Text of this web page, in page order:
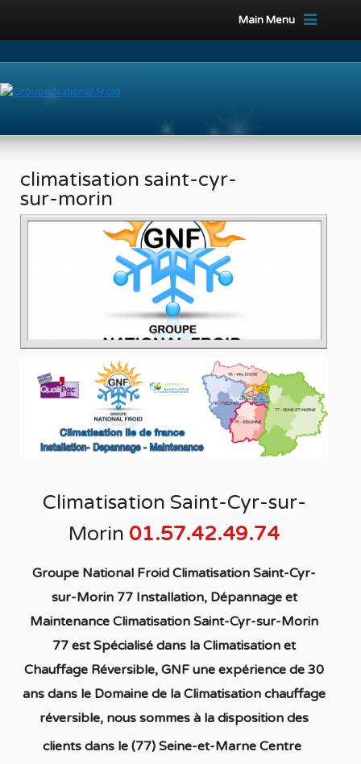
Main Menu
climatisation saint-cyr-
sur-morin
Climatisation Saint-Cyr-sur-
Morin 01.57.42.49.74
Groupe National Froid Climatisation Saint-Cyr-
sur-Morin 77 Installation, Dépannage et
Maintenance Climatisation Saint-Cyr-sur-Morin
77est Spécialisé dans la Climatisation et
Chauffage Réversible, GNF une expérience de 30
ans dans le Domaine de la Climatisation chauffage
réversible, nous sommes à la disposition des
clients dansle (77) Seine-et-Marne Centre